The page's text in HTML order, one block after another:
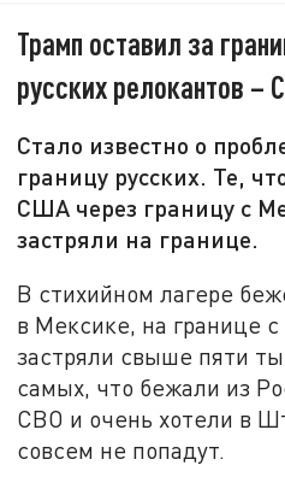
Трамп оставил за
русских релокантов –
Стало известно о
границу русских. Те,
США через границу с
застряли на границе.
В стихийном лагере
в Мексике, на границе
застряли свыше пяти
самых, что бежали из
СВО и очень хотели в
совсем не попадут.